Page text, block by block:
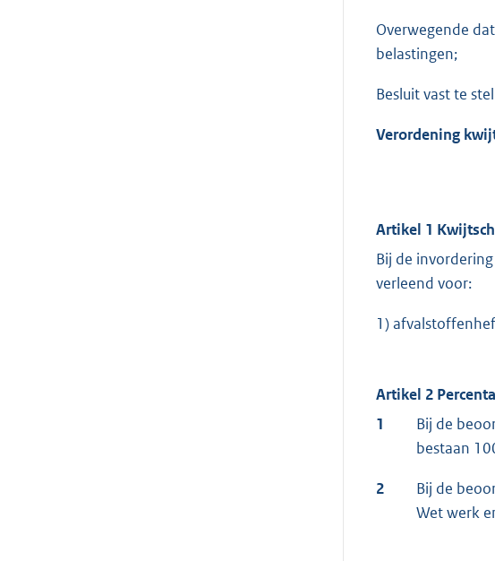
Overwegende
belastingen;
Besluit vast te
Verordening
Artikel 1
Bij de
verleend voor:
1)
Artikel 2
1
Bij de
bestaan
2
Bij de
Wet werk